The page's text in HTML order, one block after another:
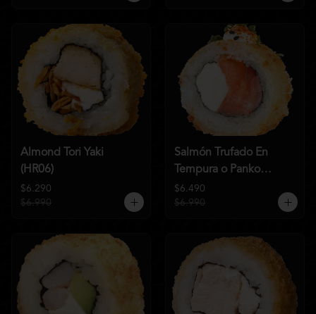
Almond Tori Yaki
(HR06)
$6.290
$6.990
Salmón Trufado En
Tempura o Panko
(HR04)
$6.490
$6.990